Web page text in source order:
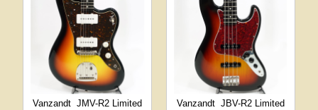
Vanzandt JMV-R2 Limited
Vanzandt JBV-R2 Limited